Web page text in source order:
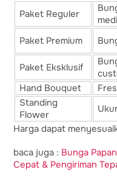
Paket Reguler
Paket Premium
Paket Eksklusif
Hand Bouquet
Standing
Flower
Harga dapat
baca juga : Bunga
Cepat & Pengiriman